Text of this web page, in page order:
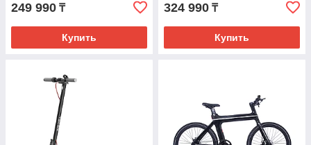
249 990 ₸
Купить
324 990 ₸
Купить